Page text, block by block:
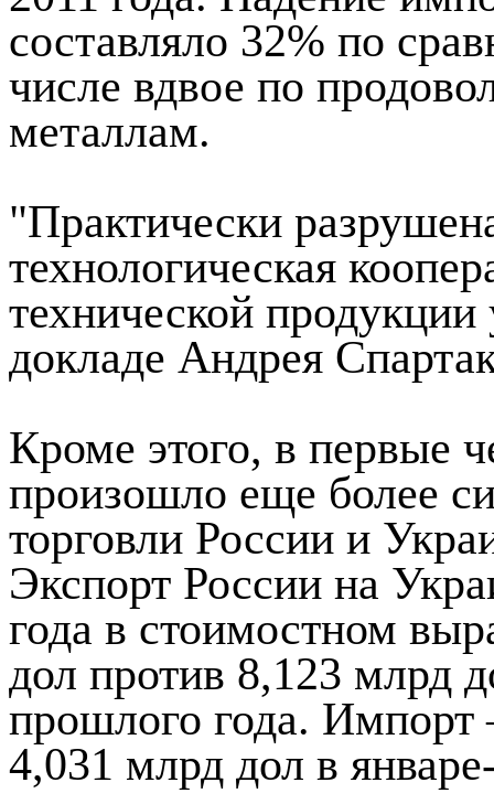
составляло 32% по
числе вдвое по
металлам.
"Практически
технологическая
технической
докладе Андрея
Кроме этого, в первые
произошло еще более
торговли России и
Экспорт России на
года в стоимостном
дол против 8,123 млрд
прошлого года.
4,031 млрд дол в